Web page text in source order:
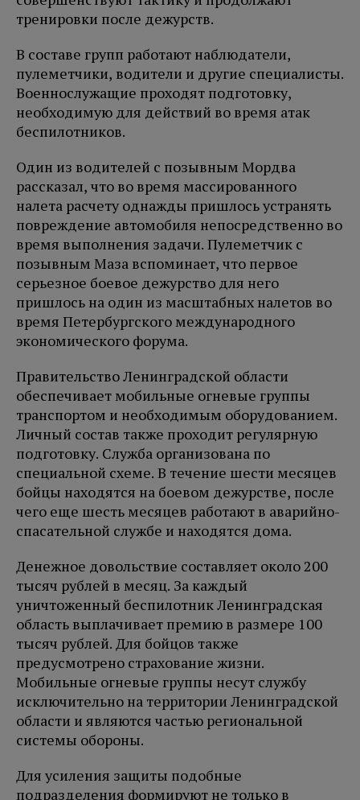
тренировки после дежурств.
В составе групп работают наблюдатели,
пулеметчики, водители и другие специалисты.
Военнослужащие проходят подготовку,
необходимую для действий во время атак
беспилотников.
Один из водителей с позывным Мордва
рассказал, что во время массированного
налета расчету однажды пришлось устранять
повреждение автомобиля непосредственно во
время выполнения задачи. Пулеметчик с
позывным Маза вспоминает, что первое
серьезное боевое дежурство для него
пришлось на один из масштабных налетов во
время Петербургского международного
экономического форума.
Правительство Ленинградской области
обеспечивает мобильные огневые группы
транспортом и необходимым оборудованием.
Личный состав также проходит регулярную
подготовку. Служба организована по
специальной схеме. В течение шести месяцев
бойцы находятся на боевом дежурстве, после
чего еще шесть месяцев работают в аварийно-
спасательной службе и находятся дома.
Денежное довольствие составляет около 200
тысяч рублей в месяц. За каждый
уничтоженный беспилотник Ленинградская
область выплачивает премию в размере 100
тысяч рублей. Для бойцов также
предусмотрено страхование жизни.
Мобильные огневые группы несут службу
исключительно на территории Ленинградской
области и являются частью региональной
системы обороны.
Для усиления защиты подобные
подразделения формируют не только в